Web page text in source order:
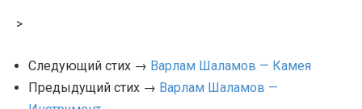
>
Следующий стих → Варлам Шаламов — Камея
Предыдущий стих → Варлам Шаламов —